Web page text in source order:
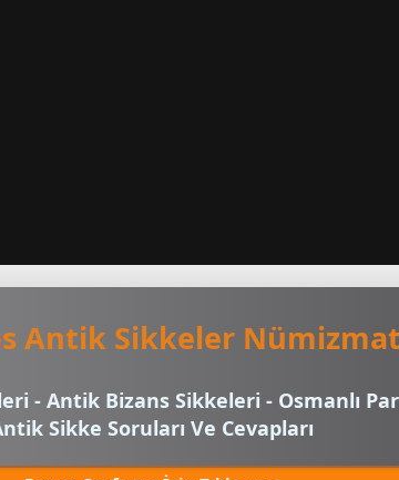
Antik Sikkeler
- Antik Bizans Sikkeleri - Osmanlı
Sikke Soruları Ve Cevapları